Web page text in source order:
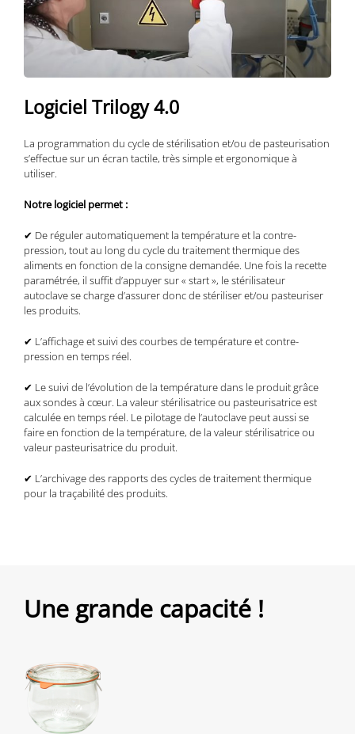
Logiciel Trilogy 4.0
La programmation du cycle de stérilisation et/ou de pasteurisation
s’effectue sur un écran tactile, très simple et ergonomique à
utiliser.
Notre logiciel permet :
✔ De réguler automatiquement la température et la contre-
pression, tout au long du cycle du traitement thermique des
aliments en fonction de la consigne demandée. Une fois la recette
paramétrée, il suffit d’appuyer sur « start », le stérilisateur
autoclave se charge d’assurer donc de stériliser et/ou pasteuriser
les produits.
✔ L’affichage et suivi des courbes de température et contre-
pression en temps réel.
✔ Le suivi de l’évolution de la température dans le produit grâce
aux sondes à cœur. La valeur stérilisatrice ou pasteurisatrice est
calculée en temps réel. Le pilotage de l’autoclave peut aussi se
faire en fonction de la température, de la valeur stérilisatrice ou
valeur pasteurisatrice du produit.
✔ L’archivage des rapports des cycles de traitement thermique
pour la traçabilité des produits.
Une grande capacité !